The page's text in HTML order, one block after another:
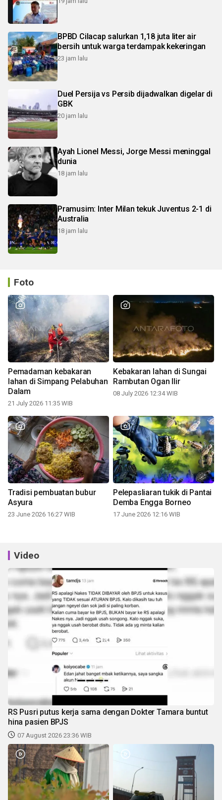
BPBD Cilacap salurkan 1,18 juta liter air
bersih untuk warga terdampak kekeringan
23 jam lalu
Duel Persija vs Persib dijadwalkan digelar di
GBK
20 jam lalu
Ayah Lionel Messi, Jorge Messi meninggal
dunia
18 jam lalu
Pramusim: Inter Milan tekuk Juventus 2-1 di
Australia
18 jam lalu
Foto
Pemadaman kebakaran
lahan di Simpang Pelabuhan
Dalam
21 July 2026 11:35 WIB
Kebakaran lahan di Sungai
Rambutan Ogan Ilir
08 July 2026 12:34 WIB
Tradisi pembuatan bubur
Asyura
23 June 2026 16:27 WIB
Pelepasliaran tukik di Pantai
Demba Engga Borneo
17 June 2026 12:16 WIB
Video
RS Pusri putus kerja sama dengan Dokter Tamara buntut
hina pasien BPJS
07 August 2026 23:36 WIB